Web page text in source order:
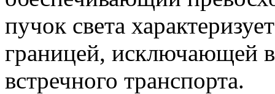
пучок света
границей, исключающей
встречного транспорта.